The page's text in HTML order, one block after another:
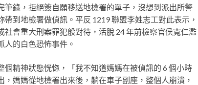
錄，拒絕簽自願移送地檢署的單子，沒想到派出所警
到地檢署做偵訊。平反 1219 聯盟李姓志工對此表示，
會重大刑案罪犯般對待，活脫 24 年前檢察官侯寬仁濫
人的白色恐怖事件。
精神狀態恍惚，「我不知道媽媽在被偵訊的 6 個小時
媽媽從地檢署出來後，躺在車子副座，整個人崩潰，